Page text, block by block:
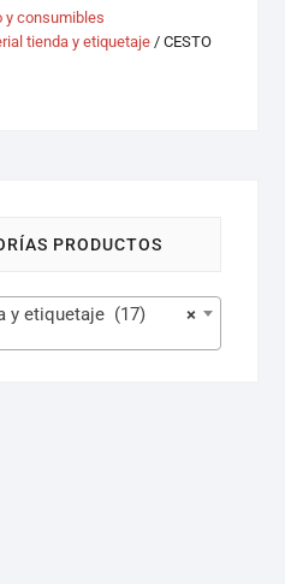
y consumibles
tienda y etiquetaje/ CESTO
PRODUCTOS
×
y etiquetaje (17)